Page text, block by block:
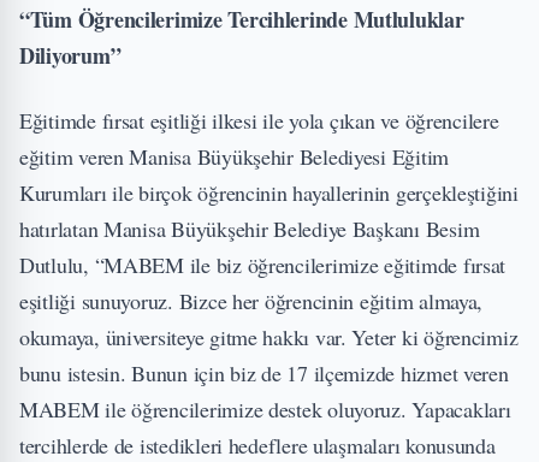
“Tüm Öğrencilerimize Tercihlerinde Mutluluklar
Diliyorum”
Eğitimde fırsat eşitliği ilkesi ile yola çıkan ve öğrencilere
eğitim veren Manisa Büyükşehir Belediyesi Eğitim
Kurumları ile birçok öğrencinin hayallerinin gerçekleştiğini
hatırlatan Manisa Büyükşehir Belediye Başkanı Besim
Dutlulu, “MABEM ile biz öğrencilerimize eğitimde fırsat
eşitliği sunuyoruz. Bizce her öğrencinin eğitim almaya,
okumaya, üniversiteye gitme hakkı var. Yeter ki öğrencimiz
bunu istesin. Bunun için biz de 17 ilçemizde hizmet veren
MABEM ile öğrencilerimize destek oluyoruz. Yapacakları
tercihlerde de istedikleri hedeflere ulaşmaları konusunda